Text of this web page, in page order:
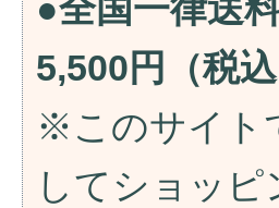
●全国一律送
5,500円（税
※このサイト
してショッ